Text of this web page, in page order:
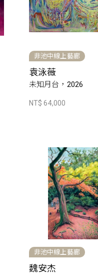
非池中線上藝廊
袁泳薇
未知月台，2026
NT$ 64,000
非池中線上藝廊
魏安杰